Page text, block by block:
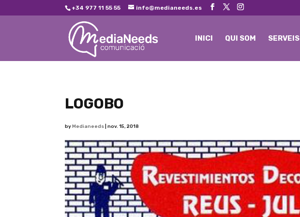
+34 977 11 55 55 info@medianeeds.es
INICI QUI SOM SERVEIS
LOGOBO
byMedianeeds |nov. 15, 2018